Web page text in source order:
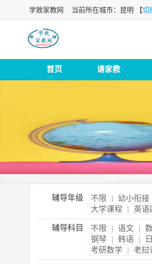
学致家教网 当前所在城市：昆明 【切
首页 请家教
辅导年级 不限 | 幼小衔接
大学课程
| 英语
辅导科目 不限 | 语文 |
钢琴
| 韩语 |
考研数学
| 老挝